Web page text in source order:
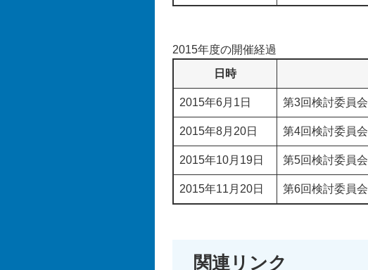
2015年度の開催経過
日時
2015年6月1日 第3回検討委員会
2015年8月20日 第4回検討委員会
2015年10月19日 第5回検討委員会
2015年11月20日 第6回検討委員会
関連リンク